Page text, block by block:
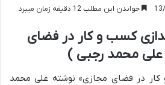
خواندن این مطلب 12 دقیقه زمان میبرد
کسب و کار در فضای
محمد رجبی )
کار در فضای مجازی» نوشته علی محمد